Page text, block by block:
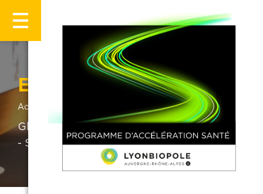
Elisabeth Sauzeat
Accueil
Global R&D Business Transformation Head
- Sanofi